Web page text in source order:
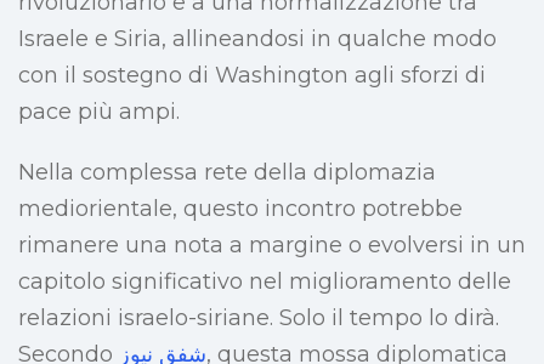
Israele e Siria, allineandosi in qualche modo
con il sostegno di Washington agli sforzi di
pace più ampi.
Nella complessa rete della diplomazia
mediorientale, questo incontro potrebbe
rimanere una nota a margine o evolversi in un
capitolo significativo nel miglioramento delle
relazioni israelo-siriane. Solo il tempo lo dirà.
Secondo شفق نيوز, questa mossa diplomatica